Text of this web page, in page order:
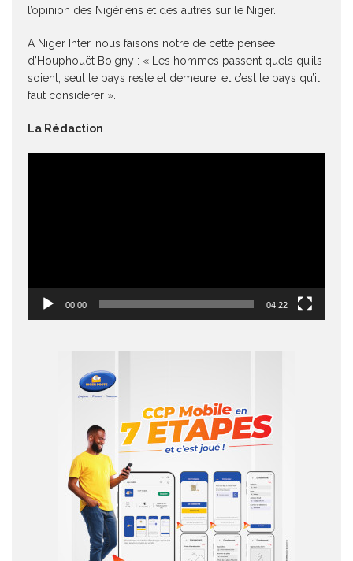
l’opinion des Nigériens et des autres sur le Niger.
A Niger Inter, nous faisons notre de cette pensée
d’Houphouët Boigny : « Les hommes passent quels qu’ils
soient, seul le pays reste et demeure, et c’est le pays qu’il
faut considérer ».
La Rédaction
00:00 04:22